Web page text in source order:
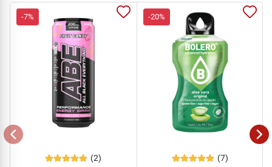
-7%
(2)
-20%
(7)